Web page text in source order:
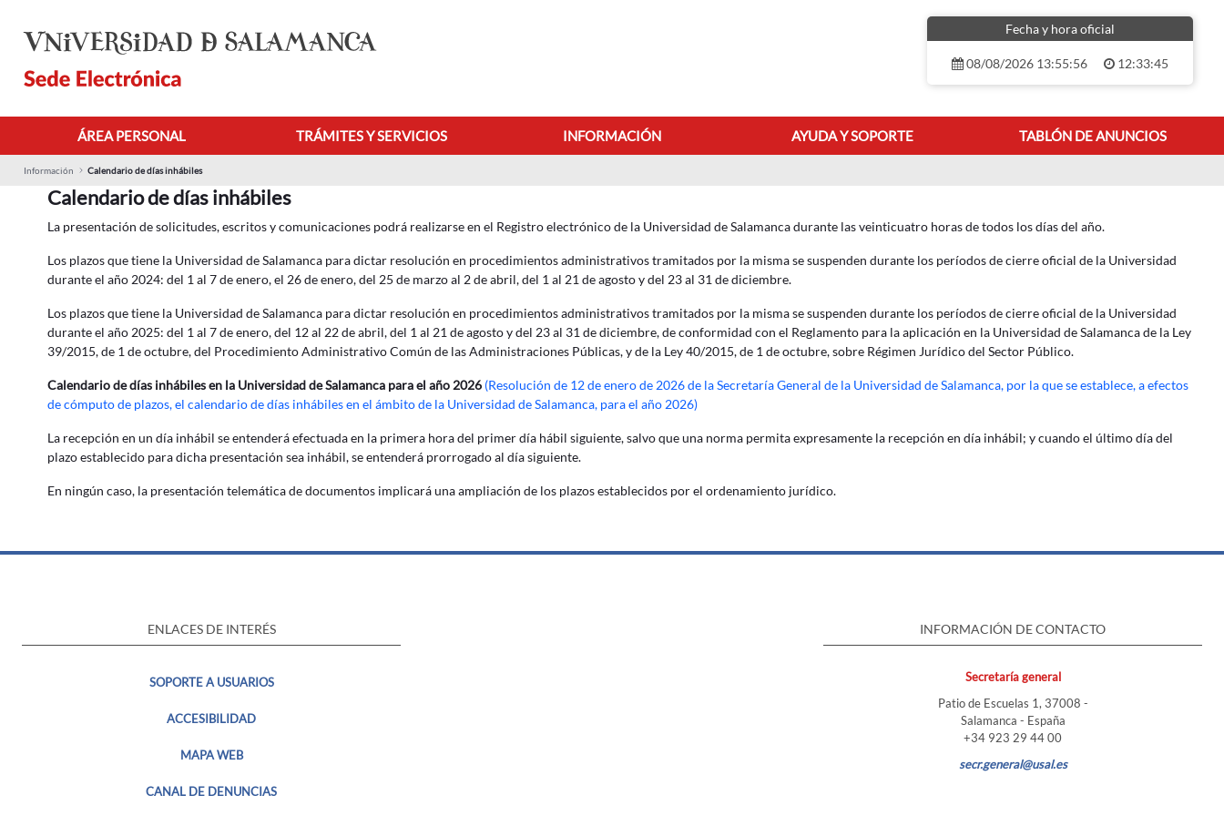
Fecha y hora oficial
08/08/2026 13:55:56 12:33:45
ÁREA PERSONAL TRÁMITES Y SERVICIOS INFORMACIÓN AYUDA Y SOPORTE TABLÓN DE ANUNCIOS
Información Calendario de días inhábiles
Calendario de días inhábiles
La presentación de solicitudes, escritos y comunicaciones podrá realizarse en el Registro electrónico de la Universidad de Salamanca durante las veinticuatro horas de todos los días del año.
Los plazos que tiene la Universidad de Salamanca para dictar resolución en procedimientos administrativos tramitados por la misma se suspenden durante los períodos de cierre oficial de la Universidad
durante el año 2024: del 1 al 7 de enero, el 26 de enero, del 25 de marzo al 2 de abril, del 1 al 21 de agosto y del 23 al 31 de diciembre.
Los plazos que tiene la Universidad de Salamanca para dictar resolución en procedimientos administrativos tramitados por la misma se suspenden durante los períodos de cierre oficial de la Universidad
durante el año 2025: del 1 al 7 de enero, del 12 al 22 de abril, del 1 al 21 de agosto y del 23 al 31 de diciembre, de conformidad con el Reglamento para la aplicación en la Universidad de Salamanca de la Ley
39/2015, de 1 de octubre, del Procedimiento Administrativo Común de las Administraciones Públicas, y de la Ley 40/2015, de 1 de octubre, sobre Régimen Jurídico del Sector Público.
Calendario de días inhábiles en la Universidad de Salamanca para el año 2026 (Resolución de 12 de enero de 2026 de la Secretaría General de la Universidad de Salamanca, por la que se establece, a efectos
de cómputo de plazos, el calendario de días inhábiles en el ámbito de la Universidad de Salamanca, para el año 2026)
La recepción en un día inhábil se entenderá efectuada en la primera hora del primer día hábil siguiente, salvo que una norma permita expresamente la recepción en día inhábil; y cuando el último día del
plazo establecido para dicha presentación sea inhábil, se entenderá prorrogado al día siguiente.
En ningún caso, la presentación telemática de documentos implicará una ampliación de los plazos establecidos por el ordenamiento jurídico.
ENLACES DE INTERÉS
SOPORTE A USUARIOS
ACCESIBILIDAD
MAPA WEB
CANAL DE DENUNCIAS
INFORMACIÓN DE CONTACTO
Secretaría general
Patio de Escuelas 1, 37008 -
Salamanca - España
+34 923 29 44 00
secr.general@usal.es